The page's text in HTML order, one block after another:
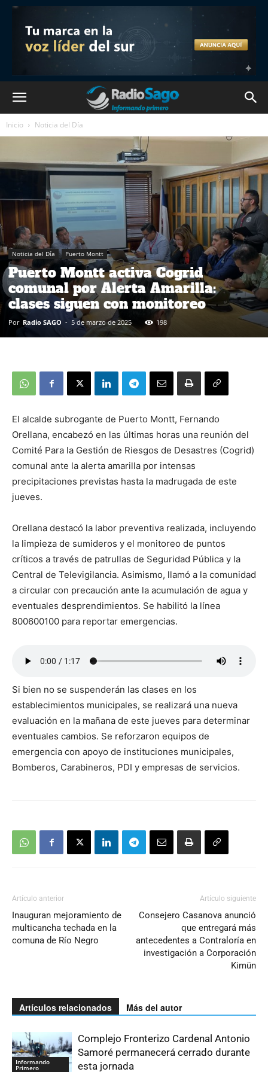
Inicio Noticia del Día
Noticia del Día Puerto Montt
Puerto Montt activa Cogrid
comunal por Alerta Amarilla:
clases siguen con monitoreo
Por Radio SAGO - 5 de marzo de 2025 198
El alcalde subrogante de Puerto Montt, Fernando
Orellana, encabezó en las últimas horas una reunión del
Comité Para la Gestión de Riesgos de Desastres (Cogrid)
comunal ante la alerta amarilla por intensas
precipitaciones previstas hasta la madrugada de este
jueves.
Orellana destacó la labor preventiva realizada, incluyendo
la limpieza de sumideros y el monitoreo de puntos
críticos a través de patrullas de Seguridad Pública y la
Central de Televigilancia. Asimismo, llamó a la comunidad
a circular con precaución ante la acumulación de agua y
eventuales desprendimientos. Se habilitó la línea
800600100 para reportar emergencias.
Si bien no se suspenderán las clases en los
establecimientos municipales, se realizará una nueva
evaluación en la mañana de este jueves para determinar
eventuales cambios. Se reforzaron equipos de
emergencia con apoyo de instituciones municipales,
Bomberos, Carabineros, PDI y empresas de servicios.
Artículo anterior
Inauguran mejoramiento de
multicancha techada en la
comuna de Río Negro
Artículo siguiente
Consejero Casanova anunció
que entregará más
antecedentes a Contraloría en
investigación a Corporación
Kimün
Artículos relacionados Más del autor
Informando
Primero
Complejo Fronterizo Cardenal Antonio
Samoré permanecerá cerrado durante
esta jornada